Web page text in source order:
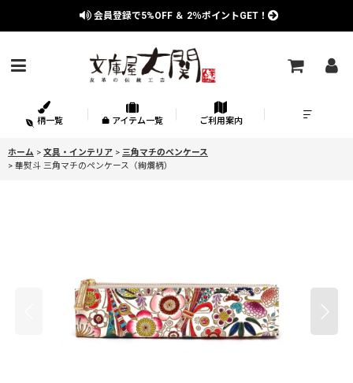
会員登録で5%OFF ＆ 2％ポイントGET！
柄一覧 アイテム一覧 ご利用案内
ホーム > 文具・インテリア > 三角マチのペンケース
> 華熨斗 三角マチのペンケース（絢爛柄）